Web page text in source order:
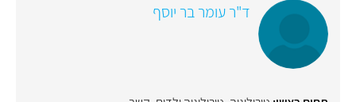
ד"ר עומר בר יוסף